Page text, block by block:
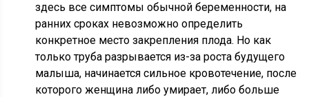
здесь все симптомы обычной беременности, на
ранних сроках невозможно определить
конкретное место закрепления плода. Но как
только труба разрывается из-за роста будущего
малыша, начинается сильное кровотечение, после
которого женщина либо умирает, либо больше